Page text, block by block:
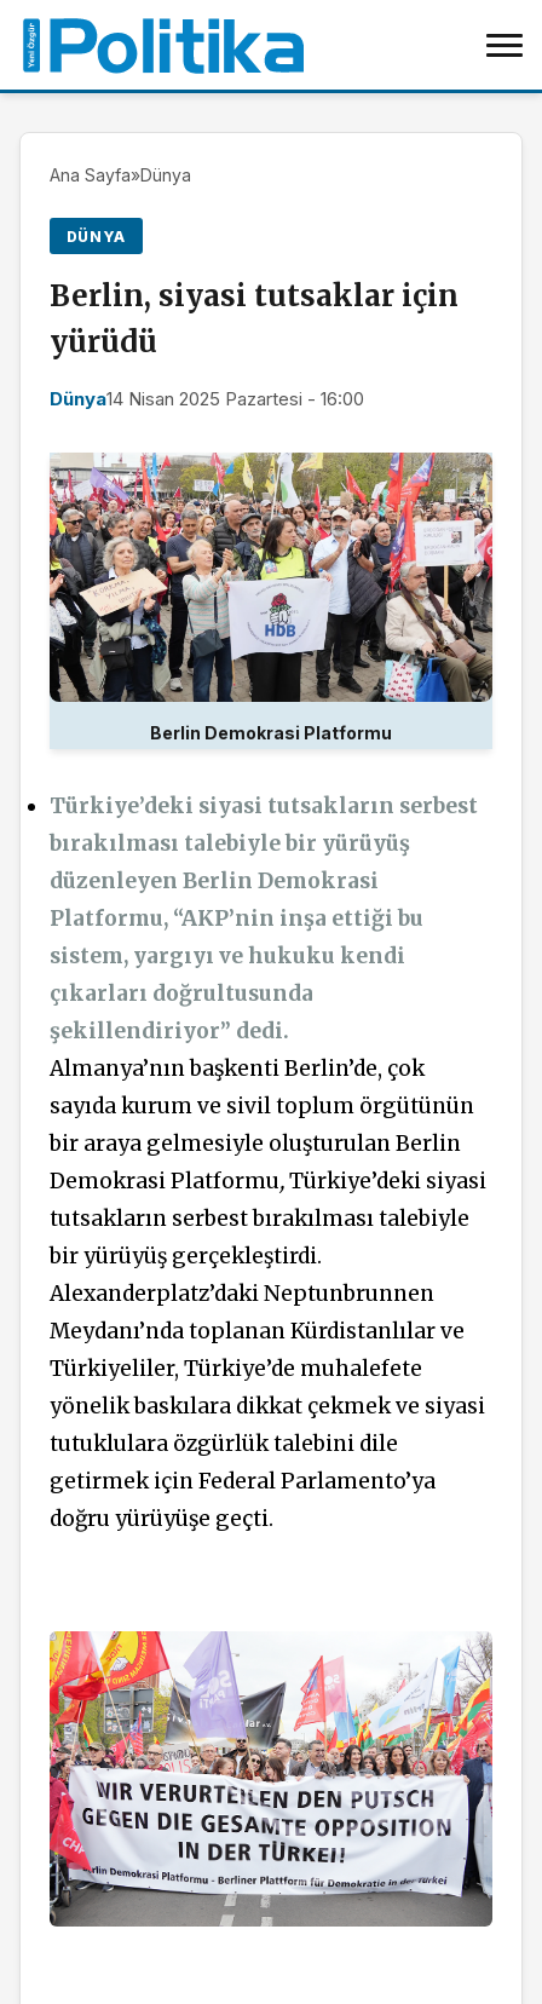
Ana Sayfa»Dünya
DÜNYA
Berlin, siyasi tutsaklar için
yürüdü
Dünya14 Nisan 2025 Pazartesi - 16:00
Berlin Demokrasi Platformu
Türkiye’deki siyasi tutsakların serbest
bırakılması talebiyle bir yürüyüş
düzenleyen Berlin Demokrasi
Platformu, “AKP’nin inşa ettiği bu
sistem, yargıyı ve hukuku kendi
çıkarları doğrultusunda
şekillendiriyor” dedi.
Almanya’nın başkenti Berlin’de, çok
sayıda kurum ve sivil toplum örgütünün
bir araya gelmesiyle oluşturulan Berlin
Demokrasi Platformu,Türkiye’deki siyasi
tutsakların serbest bırakılması talebiyle
bir yürüyüş gerçekleştirdi.
Alexanderplatz’daki Neptunbrunnen
Meydanı’nda toplanan Kürdistanlılar ve
Türkiyeliler, Türkiye’de muhalefete
yönelik baskılara dikkat çekmek ve siyasi
tutuklulara özgürlük talebini dile
getirmek için Federal Parlamento’ya
doğru yürüyüşe geçti.